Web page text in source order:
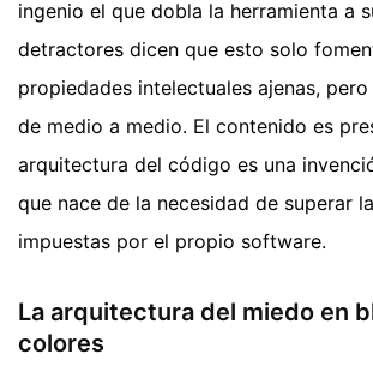
ingenio el que dobla la herramienta a
detractores dicen que esto solo
propiedades intelectuales ajenas,
de medio a medio. El contenido es
arquitectura del código es una
que nace de la necesidad de superar
impuestas por el propio software.
La arquitectura del miedo en
colores